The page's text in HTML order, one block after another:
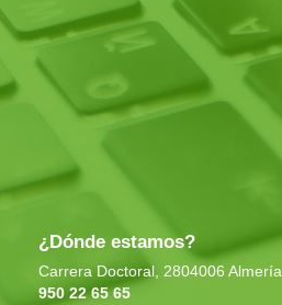
¿Dónde estamos?
Carrera Doctoral, 2804006 Almería
950 22 65 65